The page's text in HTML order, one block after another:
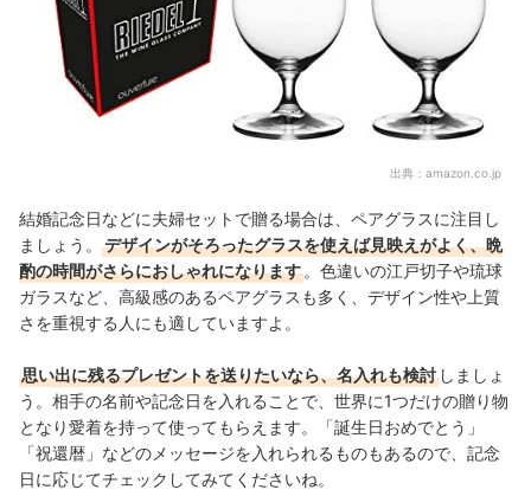
出典： amazon.co.jp
結婚記念日などに夫婦セットで贈る場合は、ペアグラスに注目し
ましょう。
デザインがそろったグラスを使えば見映えがよく、晩
酌の時間がさらにおしゃれになります 。色違いの江戸切子や琉球
ガラスなど、高級感のあるペアグラスも多く、デザイン性や上質
さを重視する人にも適していますよ。
思い出に残るプレゼントを送りたいなら、名入れも検討 しましょ
う。相手の名前や記念日を入れることで、世界に1つだけの贈り物
となり愛着を持って使ってもらえます。「誕生日おめでとう」
「祝還暦」などのメッセージを入れられるものもあるので、記念
日に応じてチェックしてみてくださいね。